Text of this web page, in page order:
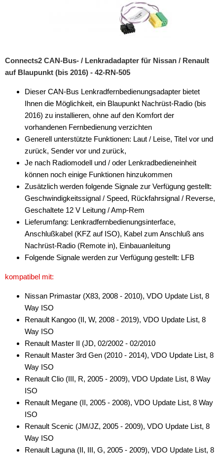
Connects2 CAN-Bus- / Lenkradadapter für Nissan / Renault
auf Blaupunkt (bis 2016) - 42-RN-505
Dieser CAN-Bus Lenkradfernbedienungsadapter bietet
Ihnen die Möglichkeit, ein Blaupunkt Nachrüst-Radio (bis
2016) zu installieren, ohne auf den Komfort der
vorhandenen Fernbedienung verzichten
Generell unterstützte Funktionen: Laut / Leise, Titel vor und
zurück, Sender vor und zurück,
Je nach Radiomodell und / oder Lenkradbedieneinheit
können noch einige Funktionen hinzukommen
Zusätzlich werden folgende Signale zur Verfügung gestellt:
Geschwindigkeitssignal / Speed, Rückfahrsignal / Reverse,
Geschaltete 12 V Leitung / Amp-Rem
Lieferumfang: Lenkradfernbedienungsinterface,
Anschlußkabel (KFZ auf ISO), Kabel zum Anschluß ans
Nachrüst-Radio (Remote in), Einbauanleitung
Folgende Signale werden zur Verfügung gestellt: LFB
kompatibel mit:
Nissan Primastar (X83, 2008 - 2010), VDO Update List, 8
Way ISO
Renault Kangoo (II, W, 2008 - 2019), VDO Update List, 8
Way ISO
Renault Master II (JD, 02/2002 - 02/2010
Renault Master 3rd Gen (2010 - 2014), VDO Update List, 8
Way ISO
Renault Clio (III, R, 2005 - 2009), VDO Update List, 8 Way
ISO
Renault Megane (II, 2005 - 2008), VDO Update List, 8 Way
ISO
Renault Scenic (JM/JZ, 2005 - 2009), VDO Update List, 8
Way ISO
Renault Laguna (II, III, G, 2005 - 2009), VDO Update List, 8